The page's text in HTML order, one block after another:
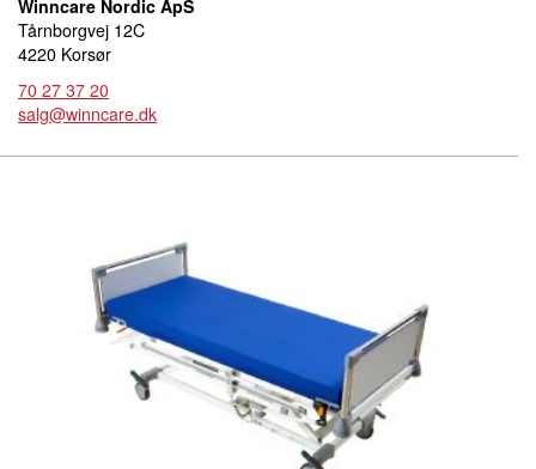
Winncare Nordic ApS
Tårnborgvej 12C
4220 Korsør
70 27 37 20
salg@winncare.dk